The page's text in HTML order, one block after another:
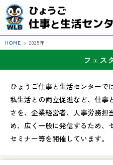
HOME > 2025年
フェス
ひょうご仕事と生活センターで
私生活との両立促進など、仕事
さを、企業経営者、人事労務担
め、広く一般に発信するため、
セミナー等を開催しています。